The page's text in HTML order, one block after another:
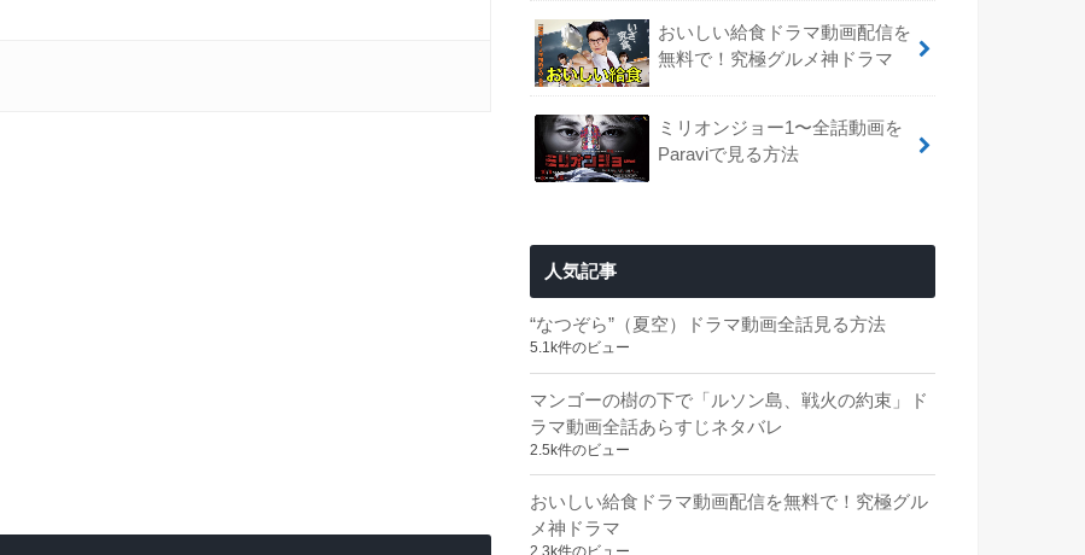
おいしい給食ドラマ動画配信を
無料で！究極グルメ神ドラマ
ミリオンジョー1〜全話動画を
Paraviで見る方法
人気記事
“なつぞら”（夏空）ドラマ動画全話見る方法
5.1k件のビュー
マンゴーの樹の下で「ルソン島、戦火の約束」ド
ラマ動画全話あらすじネタバレ
2.5k件のビュー
おいしい給食ドラマ動画配信を無料で！究極グル
メ神ドラマ
2.3k件のビュー